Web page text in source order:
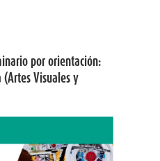
por orientación:
Visuales y